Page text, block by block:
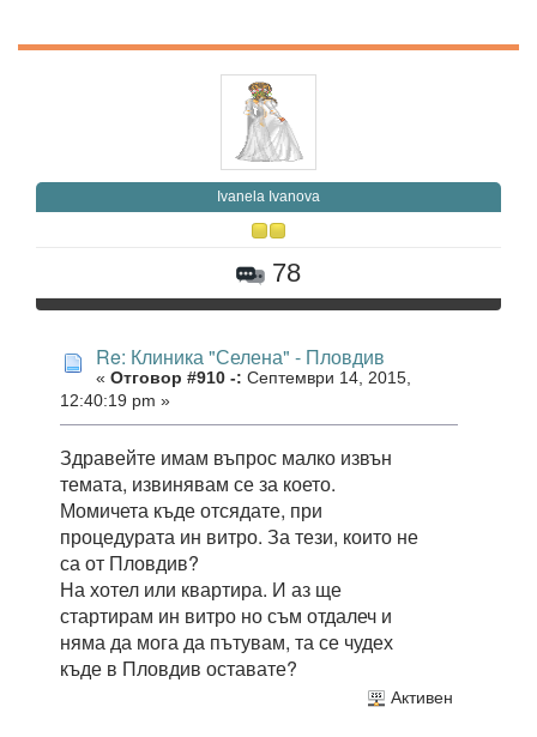
Ivanela Ivanova
78
Re: Клиника "Селена" - Пловдив
« Отговор #910 -: Септември 14, 2015,
12:40:19 pm »
Здравейте имам въпрос малко извън
темата, извинявам се за което.
Момичета къде отсядате, при
процедурата ин витро. За тези, които не
са от Пловдив?
На хотел или квартира. И аз ще
стартирам ин витро но съм отдалеч и
няма да мога да пътувам, та се чудех
къде в Пловдив оставате?
Активен